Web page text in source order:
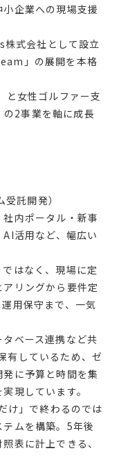
企業への現場支援
式会社として設立
」の展開を本格
女性ゴルファー支
2事業を軸に成長
託開発）
内ポータル・新事
活用など、幅広い
はなく、現場に定
リングから要件定
用保守まで、一気
ベース連携など共
しているため、ゼ
に予算と時間を集
現しています。
け」で終わるのでは
ムを構築。5年後
表に計上できる、